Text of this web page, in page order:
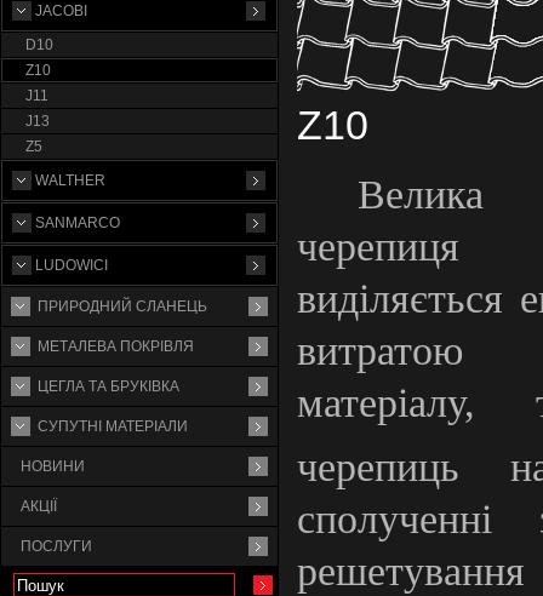
JACOBI
D10
Z10
J11
J13
Z5
WALTHER
SANMARCO
LUDOWICI
ПРИРОДНИЙ СЛАНЕЦЬ
МЕТАЛЕВА ПОКРІВЛЯ
ЦЕГЛА ТА БРУКІВКА
СУПУТНI МАТЕРIАЛИ
НОВИНИ
АКЦІЇ
ПОСЛУГИ
Z10
виділяється
матеріалу,
черепиць